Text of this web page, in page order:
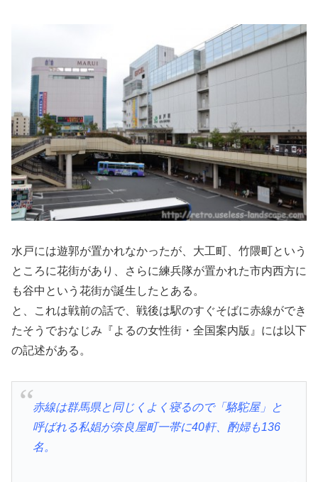
水戸には遊郭が置かれなかったが、大工町、竹隈町という
ところに花街があり、さらに練兵隊が置かれた市内西方に
も谷中という花街が誕生したとある。
と、これは戦前の話で、戦後は駅のすぐそばに赤線ができ
たそうでおなじみ『よるの女性街・全国案内版』には以下
の記述がある。
赤線は群馬県と同じくよく寝るので「駱駝屋」と
呼ばれる私娼が奈良屋町一帯に40軒、酌婦も136
名。